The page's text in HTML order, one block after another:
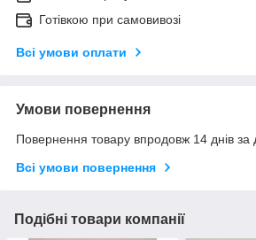
Готівкою при самовивозі
Всі умови оплати
Умови повернення
Повернення товару впродовж 14 днів за
Всі умови повернення
Подібні товари компанії